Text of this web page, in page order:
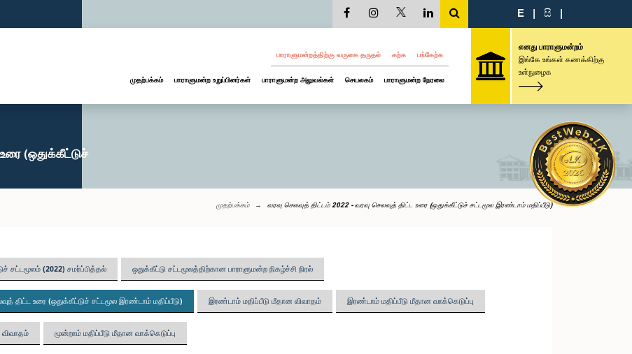
E | සි |
பாராளுமன்றத்திற்கு வருகை தருதல் கற்க பங்கேற்க
முதற்பக்கம் பாராளுமன்ற உறுப்பினர்கள் பாராளுமன்ற அலுவல்கள் செயலகம் பாராளுமன்ற நேரலை
எனது பாராளுமன்றம்
இங்கே உங்கள் கணக்கிற்கு
உள்நுழைக
(ஒதுக்கீட்டுச்
முதற்பக்கம் வரவு செலவுத் திட்டம் 2022 - வரவு செலவுத் திட்ட உரை (ஒதுக்கீட்டுச் சட்டமூல இரண்டாம் மதிப்பீடு)
சட்டமூலம் (2022) சமர்ப்பித்தல் ஒதுக்கீட்டு சட்டமூலத்திற்கான பாராளுமன்ற நிகழ்ச்சி நிரல்
திட்ட உரை (ஒதுக்கீட்டுச் சட்டமூல இரண்டாம் மதிப்பீடு) இரண்டாம் மதிப்பீடு மீதான விவாதம் இரண்டாம் மதிப்பீடு மீதான வாக்கெடுப்பு
விவாதம் மூன்றாம் மதிப்பீடு மீதான வாக்கெடுப்பு